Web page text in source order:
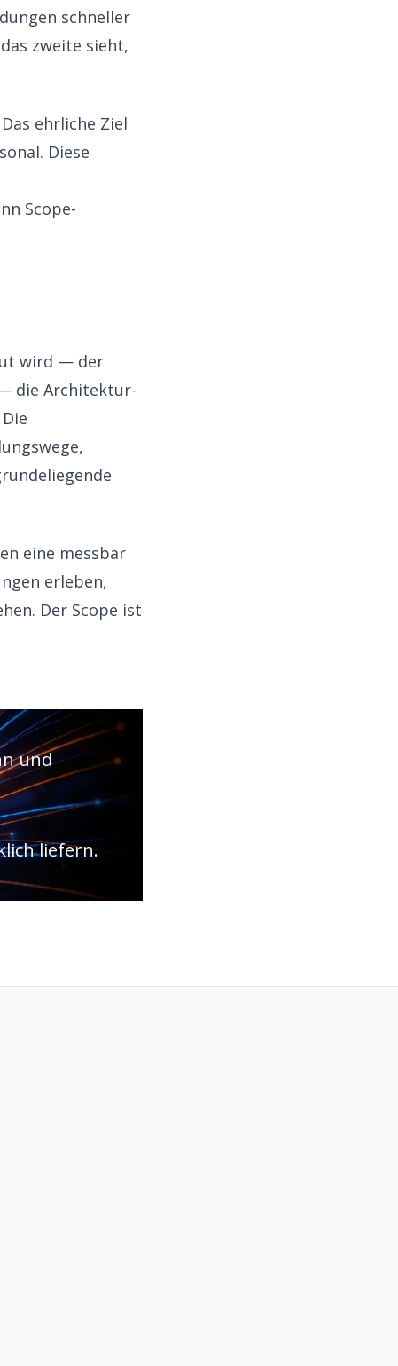
schneller
zweite sieht,
ehrliche Ziel
Diese
Scope-
wird — der
die Architektur-
eine messbar
erleben,
Der Scope ist
und
liefern.